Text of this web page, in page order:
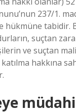
237/1.
hükmüne tabidir.
suçtan
ve suçtan
hakkına